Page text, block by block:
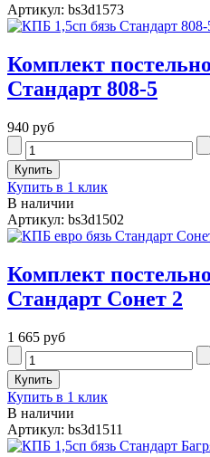
Артикул: bs3d1573
Комплект
Стандарт 808-5
940 руб
Купить в 1 клик
В наличии
Артикул: bs3d1502
Комплект
Стандарт Сонет 2
1 665 руб
Купить в 1 клик
В наличии
Артикул: bs3d1511